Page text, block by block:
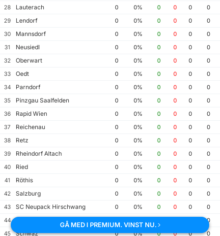
28
Lauterach 0 0% 0 0 0
0
29
Lendorf 0 0% 0 0 0
0
30
Mannsdorf 0 0% 0 0 0
0
31
Neusiedl 0 0% 0 0 0
0
32
Oberwart 0 0% 0 0 0
0
33
Oedt 0 0% 0 0 0
0
34
Parndorf 0 0% 0 0 0
0
35
Pinzgau Saalfelden 0 0% 0 0 0
0
36
Rapid Wien 0 0% 0 0 0
0
37
Reichenau 0 0% 0 0 0
0
38
Retz 0 0% 0 0 0
0
39
Rheindorf Altach 0 0% 0 0 0
0
40
Ried 0 0% 0 0 0
0
41
Röthis 0 0% 0 0 0
0
42
Salzburg 0 0% 0 0 0
0
43
SC Neupack Hirschwang 0 0% 0 0 0
0
44 Schwarz-Weiß Bregenz
0
45 Schwaz 0 0% 0 0 0 0
GÅ MED I PREMIUM. VINST NU.